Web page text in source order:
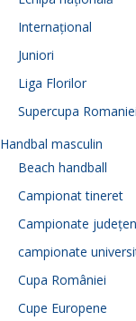
Internațional
Juniori
Liga Florilor
Supercupa Romaniei
Handbal masculin
Beach handball
Campionat tineret
Campionate
campionate
Cupa României
Cupe Europene